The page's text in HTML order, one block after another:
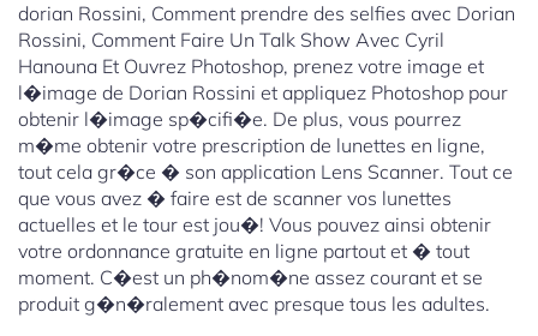
dorian Rossini, Comment prendre des selfies avec Dorian
Rossini, Comment Faire Un Talk Show Avec Cyril
Hanouna Et Ouvrez Photoshop, prenez votre image et
l�image de Dorian Rossini et appliquez Photoshop pour
obtenir l�image sp�cifi�e. De plus, vous pourrez
m�me obtenir votre prescription de lunettes en ligne,
tout cela gr�ce � son application Lens Scanner. Tout ce
que vous avez � faire est de scanner vos lunettes
actuelles et le tour est jou�! Vous pouvez ainsi obtenir
votre ordonnance gratuite en ligne partout et � tout
moment. C�est un ph�nom�ne assez courant et se
produit g�n�ralement avec presque tous les adultes.